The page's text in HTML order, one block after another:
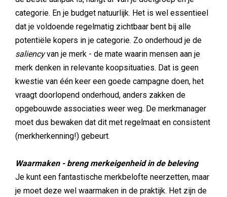
categorie. En je budget natuurlijk. Het is wel essentieel
dat je voldoende regelmatig zichtbaar bent bij alle
potentiële kopers in je categorie. Zo onderhoud je de
saliencyvan je merk - de mate waarin mensen aan je
merk denken in relevante koopsituaties. Dat is geen
kwestie van één keer een goede campagne doen, het
vraagt doorlopend onderhoud, anders zakken de
opgebouwde associaties weer weg. De merkmanager
moet dus bewaken dat dit met regelmaat en consistent
(merkherkenning!) gebeurt.
Waarmaken - breng merkeigenheid in de beleving
Je kunt een fantastische merkbelofte neerzetten, maar
je moet deze wel waarmaken in de praktijk. Het zijn de